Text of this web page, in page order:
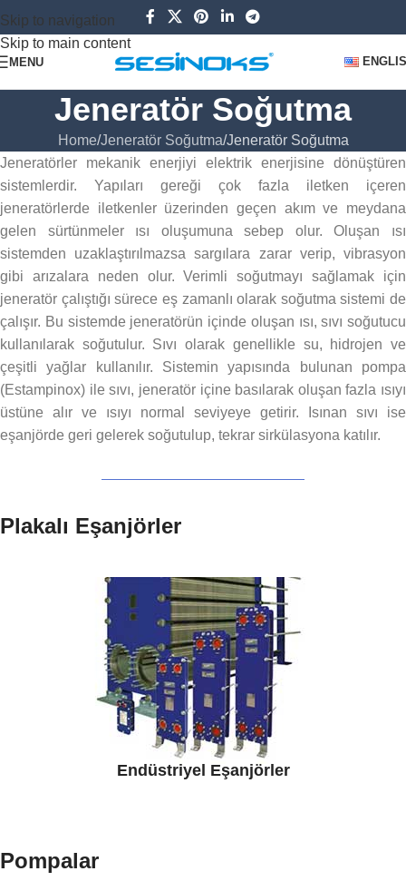
Skip to navigation
Skip to main content
MENU
Jeneratör Soğutma
Home Jeneratör Soğutma Jeneratör Soğutma
Jeneratörler mekanik enerjiyi elektrik enerjisine dönüştüren
sistemlerdir. Yapıları gereği çok fazla iletken içeren
jeneratörlerde iletkenler üzerinden geçen akım ve meydana
gelen sürtünmeler ısı oluşumuna sebep olur. Oluşan ısı
sistemden uzaklaştırılmazsa sargılara zarar verip, vibrasyon
gibi arızalara neden olur. Verimli soğutmayı sağlamak için
jeneratör çalıştığı sürece eş zamanlı olarak soğutma sistemi de
çalışır. Bu sistemde jeneratörün içinde oluşan ısı, sıvı soğutucu
kullanılarak soğutulur. Sıvı olarak genellikle su, hidrojen ve
çeşitli yağlar kullanılır. Sistemin yapısında bulunan pompa
(Estampinox) ile sıvı, jeneratör içine basılarak oluşan fazla ısıyı
üstüne alır ve ısıyı normal seviyeye getirir. Isınan sıvı ise
eşanjörde geri gelerek soğutulup, tekrar sirkülasyona katılır.
Plakalı Eşanjörler
Endüstriyel Eşanjörler
Pompalar